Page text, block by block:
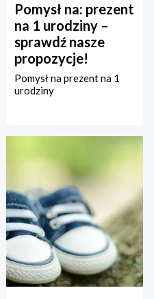
Pomysł na: prezent
na 1 urodziny –
sprawdź nasze
propozycje!
Pomysł na prezent na 1
urodziny